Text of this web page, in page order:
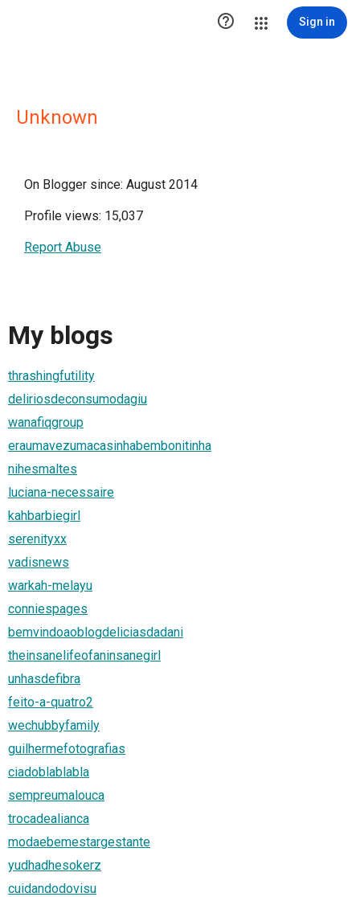
 Sign in
Unknown
On Blogger since: August 2014
Profile views: 15,037
Report Abuse
My blogs
thrashingfutility
deliriosdeconsumodagiu
wanafiqgroup
eraumavezumacasinhabembonitinha
nihesmaltes
luciana-necessaire
kahbarbiegirl
serenityxx
vadisnews
warkah-melayu
conniespages
bemvindoaoblogdeliciasdadani
theinsanelifeofaninsanegirl
unhasdefibra
feito-a-quatro2
wechubbyfamily
guilhermefotografias
ciadoblablabla
sempreumalouca
trocadealianca
modaebemestargestante
yudhadhesokerz
cuidandodovisu